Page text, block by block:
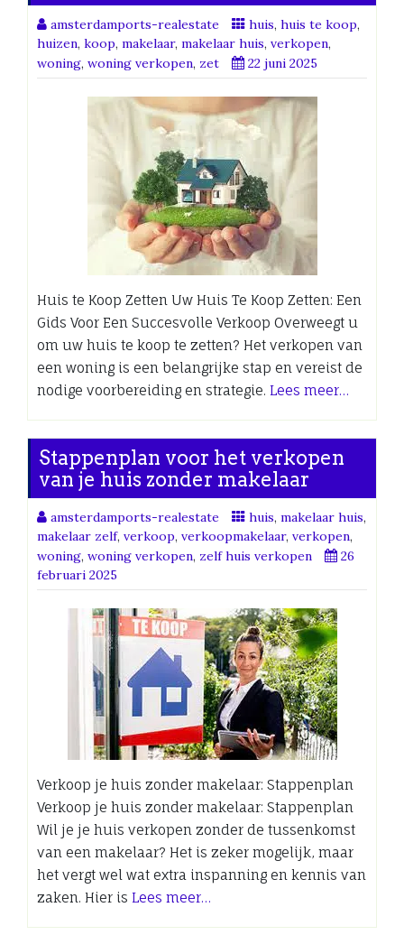
amsterdamports-realestate huis, huis te koop,
huizen, koop, makelaar, makelaar huis, verkopen,
woning, woning verkopen, zet 22 juni 2025
Huis te Koop Zetten Uw Huis Te Koop Zetten: Een
Gids Voor Een Succesvolle Verkoop Overweegt u
om uw huis te koop te zetten? Het verkopen van
een woning is een belangrijke stap en vereist de
nodige voorbereiding en strategie. Lees meer…
Stappenplan voor het verkopen
van je huis zonder makelaar
amsterdamports-realestate huis, makelaar huis,
makelaar zelf, verkoop, verkoopmakelaar, verkopen,
woning, woning verkopen, zelf huis verkopen
26
februari 2025
Verkoop je huis zonder makelaar: Stappenplan
Verkoop je huis zonder makelaar: Stappenplan
Wil je je huis verkopen zonder de tussenkomst
van een makelaar? Het is zeker mogelijk, maar
het vergt wel wat extra inspanning en kennis van
zaken. Hier is Lees meer…